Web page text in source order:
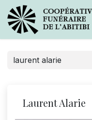
Laurent Alarie